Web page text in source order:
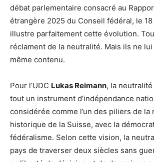
débat parlementaire consacré au
étrangère 2025 du Conseil fédéral, le
illustre parfaitement cette évolution.
réclament de la neutralité. Mais ils ne
même contenu.
Pour l’UDC Lukas Reimann, la
tout un instrument d’indépendance
considérée comme l’un des piliers de la
historique de la Suisse, avec la
fédéralisme. Selon cette vision, la
pays de traverser deux siècles sans